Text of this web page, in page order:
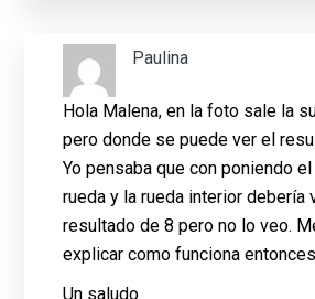
Paulina
Hola Malena, en la foto sale la
pero donde se puede ver el
Yo pensaba que con poniendo
rueda y la rueda interior debería
resultado de 8 pero no lo veo.
explicar como funciona
Un saludo